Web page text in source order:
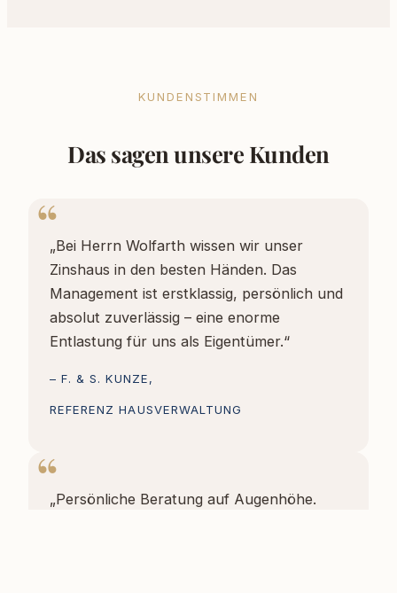
KUNDENSTIMMEN
Das sagen unsere Kunden
„Bei Herrn Wolfarth wissen wir unser
Zinshaus in den besten Händen. Das
Management ist erstklassig, persönlich und
absolut zuverlässig – eine enorme
Entlastung für uns als Eigentümer.“
– F. & S. KUNZE,
REFERENZ HAUSVERWALTUNG
„Persönliche Beratung auf Augenhöhe.